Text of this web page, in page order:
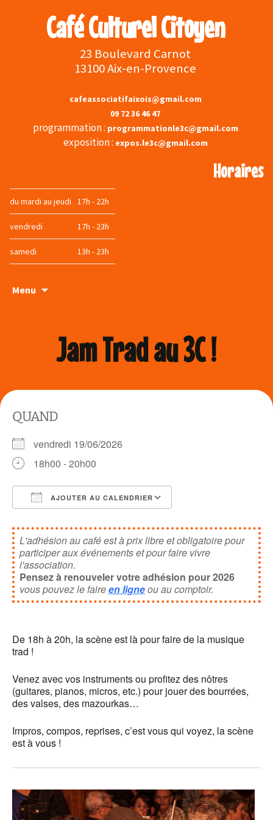
Café Culturel Citoyen
23 Boulevard Carnot
13100 Aix-en-Provence
cafeassociatifaixois@gmail.com
09 72 36 46 47
programmation : programmationle3c@gmail.com
exposition : expos.le3c@gmail.com
Horaires
du mardi au jeudi 17h - 22h
vendredi 17h - 23h
samedi 13h - 23h
Menu
Jam Trad au 3C !
QUAND
vendredi 19/06/2026
18h00 - 20h00
AJOUTER AU CALENDRIER
L'adhésion au café est à prix libre et obligatoire pour
participer aux événements et pour faire vivre
l'association.
Pensez à renouveler votre adhésion pour 2026
vous pouvez le faireen ligneou au comptoir.
De 18h à 20h, la scène est là pour faire de la musique
trad !
Venez avec vos instruments ou profitez des nôtres
(guitares, pianos, micros, etc.) pour jouer des bourrées,
des valses, des mazourkas…
Impros, compos, reprises, c’est vous qui voyez, la scène
est à vous !